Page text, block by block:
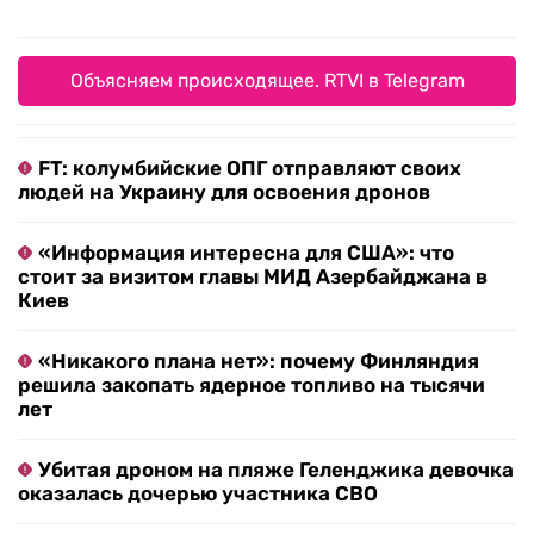
Объясняем происходящее. RTVI в Telegram
FT: колумбийские ОПГ отправляют своих
людей на Украину для освоения дронов
«Информация интересна для США»: что
стоит за визитом главы МИД Азербайджана в
Киев
«Никакого плана нет»: почему Финляндия
решила закопать ядерное топливо на тысячи
лет
Убитая дроном на пляже Геленджика девочка
оказалась дочерью участника СВО